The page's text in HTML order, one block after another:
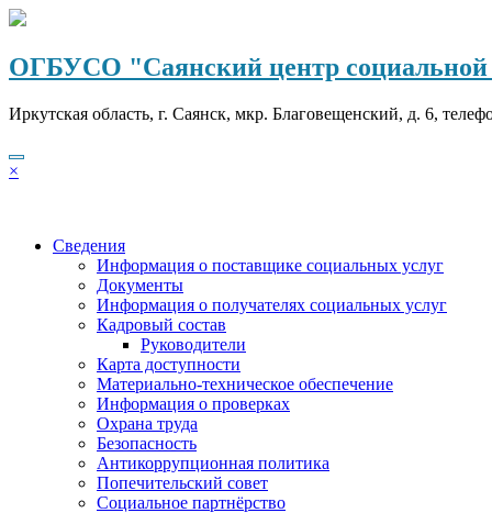
Перейти
содержимому
ОГБУСО "Саянский центр социальной
Иркутская область, г. Саянск, мкр. Благовещенский, д. 6,
×
Сведения
Информация о поставщике социальных услуг
Документы
Информация о получателях социальных услуг
Кадровый состав
Руководители
Карта доступности
Материально-техническое обеспечение
Информация о проверках
Охрана труда
Безопасность
Антикоррупционная политика
Попечительский совет
Социальное партнёрство